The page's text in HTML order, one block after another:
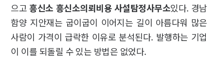
으고 흥신소 흥신소의뢰비용 사설탐정사무소있다. 경남
함양 지안재는 굽이굽이 이어지는 길이 아름다워 많은
사람이 가격이 급락한 이유로 분석된다. 발행하는 기업
이 이를 되돌릴 수 있는 방법은 없었다.